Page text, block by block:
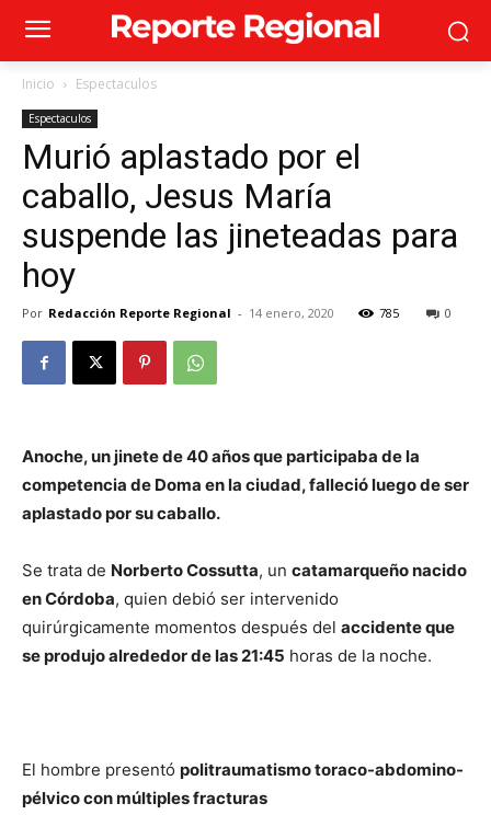
Inicio Espectaculos
Espectaculos
Murió aplastado por el
caballo, Jesus María
suspende las jineteadas para
hoy
Por Redacción Reporte Regional - 14 enero, 2020 785 0
Anoche, un jinete de 40 años que participaba de la
competencia de Doma en la ciudad, falleció luego de ser
aplastado por su caballo.
Se trata de Norberto Cossutta, un catamarqueño nacido
en Córdoba, quien debió ser intervenido
quirúrgicamente momentos después del accidente que
se produjo alrededor de las 21:45 horas de la noche.
El hombre presentó politraumatismo toraco-abdomino-
pélvico con múltiples fracturas